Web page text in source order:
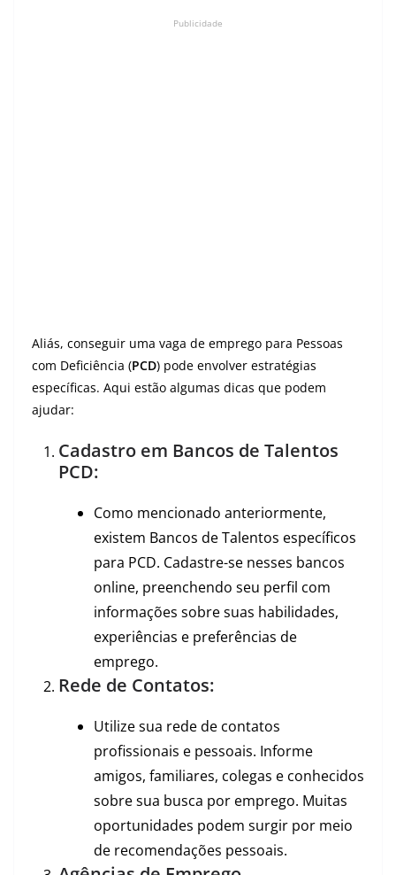
Publicidade
Aliás, conseguir uma vaga de emprego para Pessoas
com Deficiência (PCD) pode envolver estratégias
específicas. Aqui estão algumas dicas que podem
ajudar:
Cadastro em Bancos de Talentos
PCD:
Como mencionado anteriormente,
existem Bancos de Talentos específicos
para PCD. Cadastre-se nesses bancos
online, preenchendo seu perfil com
informações sobre suas habilidades,
experiências e preferências de
emprego.
Rede de Contatos:
Utilize sua rede de contatos
profissionais e pessoais. Informe
amigos, familiares, colegas e conhecidos
sobre sua busca por emprego. Muitas
oportunidades podem surgir por meio
de recomendações pessoais.